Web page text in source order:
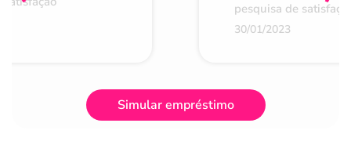
pesquisa de
30/01/2023
Simular empréstimo